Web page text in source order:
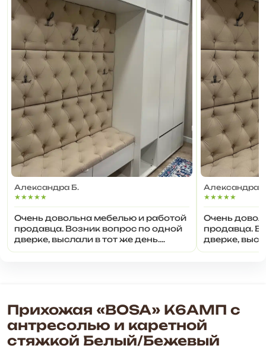
Александра Б.
★★★★★
Очень довольна мебелью и работой
продавца. Возник вопрос по одной
дверке, выслали в тот же день.
Спасибо!
Александра
★★★★★
Очень
продавца.
дверке,
Спасибо!
Прихожая «BOSA» К6АМП с
антресолью и каретной
стяжкой Белый/Бежевый